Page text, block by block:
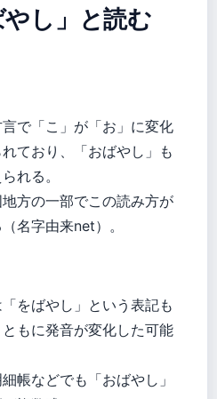
し」と読む
で「こ」が「お」に変化
ており、「おばやし」も
れる。
方の一部でこの読み方が
名字由来net）。
をばやし」という表記も
もに発音が変化した可能
帳などでも「おばやし」